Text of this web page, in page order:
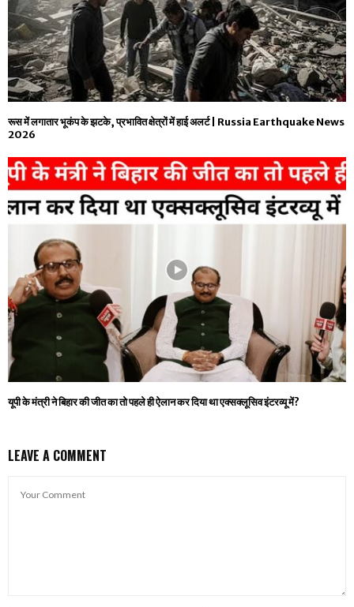
रूस में लगातार भूकंप के झटके, प्रभावित क्षेत्रों में हाई अलर्ट | Russia Earthquake News
2026
यूपी के मंत्री ने बिहार की जीत का तो पहले ही ऐलान कर दिया था एक्सक्लूसिव इंटरव्यू में?
LEAVE A COMMENT